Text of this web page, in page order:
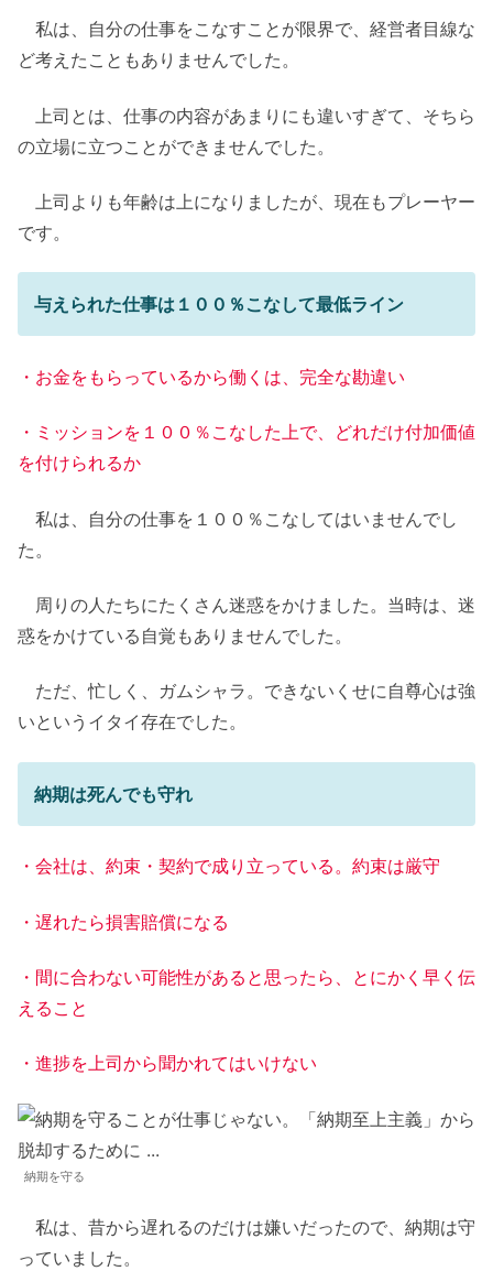
私は、自分の仕事をこなすことが限界で、経営者目線な
ど考えたこともありませんでした。
上司とは、仕事の内容があまりにも違いすぎて、そちら
の立場に立つことができませんでした。
上司よりも年齢は上になりましたが、現在もプレーヤー
です。
与えられた仕事は１００％こなして最低ライン
・お金をもらっているから働くは、完全な勘違い
・ミッションを１００％こなした上で、どれだけ付加価値
を付けられるか
私は、自分の仕事を１００％こなしてはいませんでし
た。
周りの人たちにたくさん迷惑をかけました。当時は、迷
惑をかけている自覚もありませんでした。
ただ、忙しく、ガムシャラ。できないくせに自尊心は強
いというイタイ存在でした。
納期は死んでも守れ
・会社は、約束・契約で成り立っている。約束は厳守
・遅れたら損害賠償になる
・間に合わない可能性があると思ったら、とにかく早く伝
えること
・進捗を上司から聞かれてはいけない
納期を守る
私は、昔から遅れるのだけは嫌いだったので、納期は守
っていました。